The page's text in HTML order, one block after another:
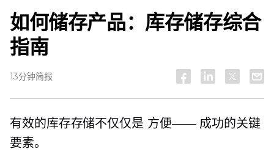
如何储存产品：库存储存综合
指南
13分钟简报
有效的库存存储不仅仅是 方便——成功的关键
要素。